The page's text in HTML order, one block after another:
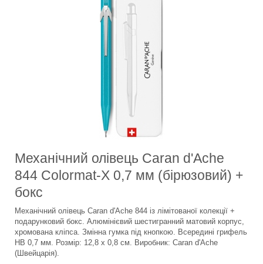
Механічний олівець Caran d'Ache
844 Colormat-X 0,7 мм (бірюзовий) +
бокс
Механічний олівець Caran d'Ache 844 із лімітованої колекції +
подарунковий бокс. Алюмінієвий шестигранний матовий корпус,
хромована кліпса. Змінна гумка під кнопкою. Всередині грифель
HB 0,7 мм. Розмір: 12,8 х 0,8 см. Виробник: Caran d'Ache
(Швейцарія).